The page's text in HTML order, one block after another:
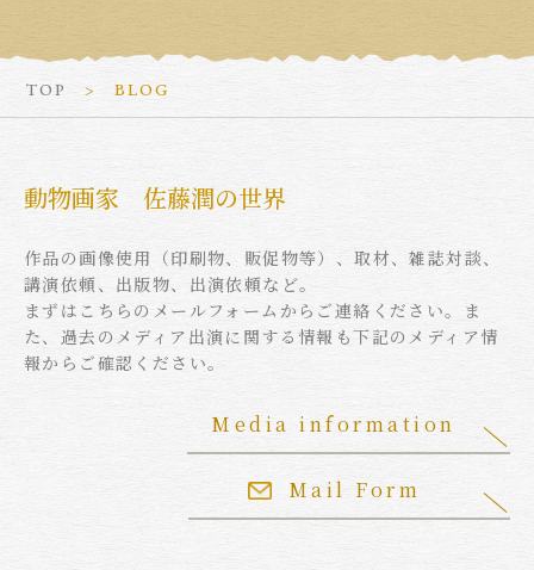
TOP BLOG
動物画家 佐藤潤の世界
作品の画像使用（印刷物、販促物等）、取材、雑誌対談、
講演依頼、出版物、出演依頼など。
まずはこちらのメールフォームからご連絡ください。ま
た、過去のメディア出演に関する情報も下記のメディア情
報からご確認ください。
Mail Form
Media information